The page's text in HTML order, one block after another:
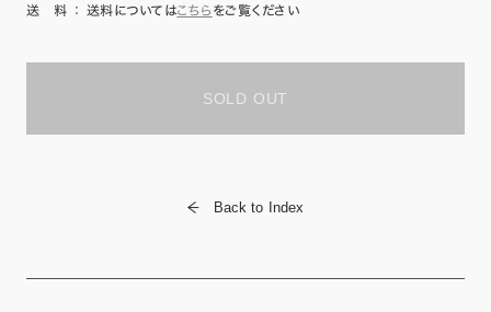
送 料 ： 送料についてはこちらをご覧ください
SOLD OUT
Back to Index